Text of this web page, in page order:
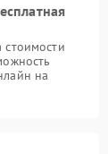
стоимости
на